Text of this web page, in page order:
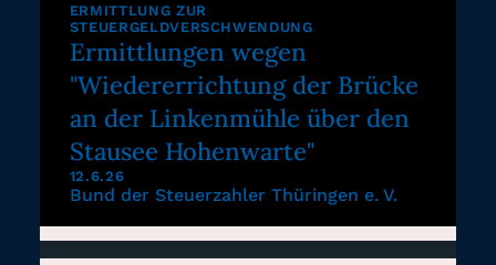
ERMITTLUNG ZUR
STEUERGELDVERSCHWENDUNG
Ermittlungen wegen
"Wiedererrichtung der Brücke
an der Linkenmühle über den
Stausee Hohenwarte"
12.6.26
Bund der Steuerzahler Thüringen e. V.